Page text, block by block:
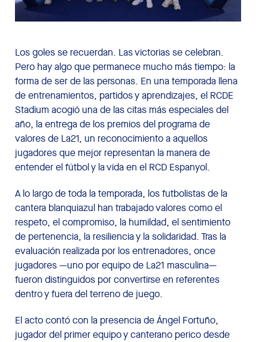
Los goles se recuerdan. Las victorias se celebran.
Pero hay algo que permanece mucho más tiempo: la
forma de ser de las personas. En una temporada llena
de entrenamientos, partidos y aprendizajes, el RCDE
Stadium acogió una de las citas más especiales del
año, la entrega de los premios del programa de
valores de La21, un reconocimiento a aquellos
jugadores que mejor representan la manera de
entender el fútbol y la vida en el RCD Espanyol.
A lo largo de toda la temporada, los futbolistas de la
cantera blanquiazul han trabajado valores como el
respeto, el compromiso, la humildad, el sentimiento
de pertenencia, la resiliencia y la solidaridad. Tras la
evaluación realizada por los entrenadores, once
jugadores —uno por equipo de La21 masculina—
fueron distinguidos por convertirse en referentes
dentro y fuera del terreno de juego.
El acto contó con la presencia de Ángel Fortuño,
jugador del primer equipo y canterano perico desde